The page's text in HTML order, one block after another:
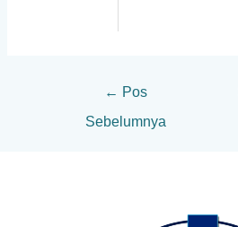
← Pos
Sebelumnya